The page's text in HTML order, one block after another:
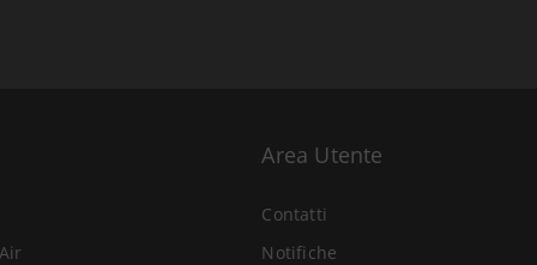
Area Utente
Contatti
Notifiche